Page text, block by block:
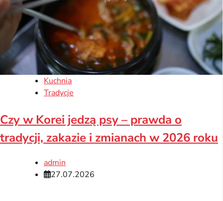
Kuchnia
Tradycje
Czy w Korei jedzą psy – prawda o
tradycji, zakazie i zmianach w 2026 roku
admin
27.07.2026